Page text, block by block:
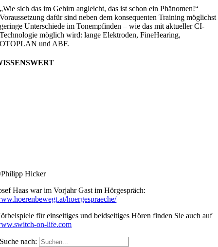
„Wie sich das im Gehirn angleicht, das ist schon ein Phänomen!“
Voraussetzung dafür sind neben dem konsequenten Training möglichst
geringe Unterschiede im Tonempfinden – wie das mit aktueller CI-
Technologie möglich wird: lange Elektroden, FineHearing,
OTOPLAN und ABF.
Hicker
Haas war im Vorjahr Gast im Hörgespräch:
hoergespraeche/
für einseitiges und beidseitiges Hören finden Sie auch auf
on-life.com
Suche nach: